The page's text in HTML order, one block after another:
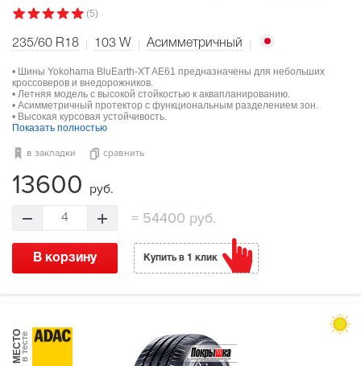
(5)
235/60 R18 103 W Асимметричный
• Шины Yokohama BluEarth-XT AE61 предназначены для небольших
кроссоверов и внедорожников.
• Летняя модель с высокой стойкостью к аквапланированию.
• Асимметричный протектор с функциональным разделением зон.
• Высокая курсовая устойчивость.
Показать полностью
в закладки сравнить
13600 руб.
4 = 54400 руб.
В корзину Купить в 1 клик
МЕСТОв тесте